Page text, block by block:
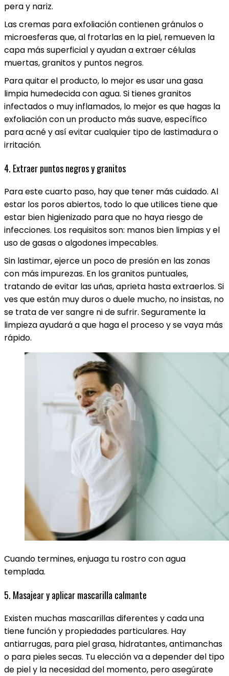
pera y nariz.
Las cremas para exfoliación contienen gránulos o
microesferas que, al frotarlas en la piel, remueven la
capa más superficial y ayudan a extraer células
muertas, granitos y puntos negros.
Para quitar el producto, lo mejor es usar una gasa
limpia humedecida con agua. Si tienes granitos
infectados o muy inflamados, lo mejor es que hagas la
exfoliación con un producto más suave, específico
para acné y así evitar cualquier tipo de lastimadura o
irritación.
4. Extraer puntos negros y granitos
Para este cuarto paso, hay que tener más cuidado. Al
estar los poros abiertos, todo lo que utilices tiene que
estar bien higienizado para que no haya riesgo de
infecciones. Los requisitos son: manos bien limpias y el
uso de gasas o algodones impecables.
Sin lastimar, ejerce un poco de presión en las zonas
con más impurezas. En los granitos puntuales,
tratando de evitar las uñas, aprieta hasta extraerlos. Si
ves que están muy duros o duele mucho, no insistas, no
se trata de ver sangre ni de sufrir. Seguramente la
limpieza ayudará a que haga el proceso y se vaya más
rápido.
Cuando termines, enjuaga tu rostro con agua
templada.
5. Masajear y aplicar mascarilla calmante
Existen muchas mascarillas diferentes y cada una
tiene función y propiedades particulares. Hay
antiarrugas, para piel grasa, hidratantes, antimanchas
o para pieles secas. Tu elección va a depender del tipo
de piel y la necesidad del momento, pero asegúrate